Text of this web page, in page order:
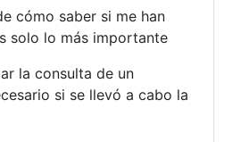
cómo saber si me han
solo lo más importante
la consulta de un
si se llevó a cabo la